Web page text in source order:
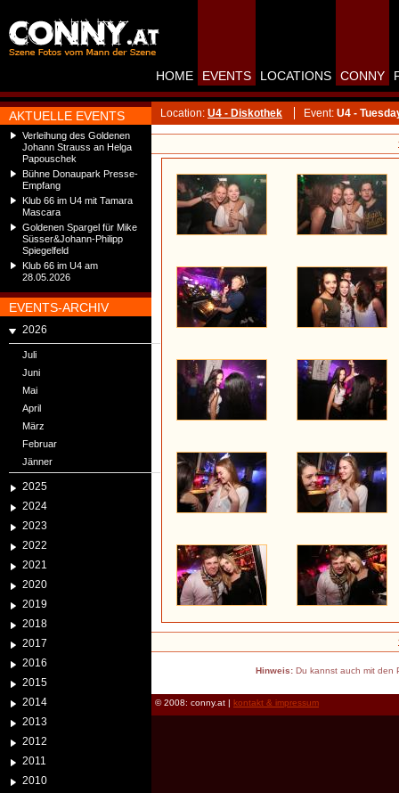
AKTUELLE EVENTS
Verleihung des Goldenen
Johann Strauss an Helga
Papouschek
Bühne Donaupark Presse-
Empfang
Klub 66 im U4 mit Tamara
Mascara
Goldenen Spargel für Mike
Süsser&Johann-Philipp
Spiegelfeld
Klub 66 im U4 am
28.05.2026
EVENTS-ARCHIV
2026
Juli
Juni
Mai
April
März
Februar
Jänner
2025
2024
2023
2022
2021
2020
2019
2018
2017
2016
2015
2014
2013
2012
2011
2010
HOME EVENTS LOCATIONS CONNY
Location: U4 - Diskothek Event: U4 -
Hinweis:Du kannst auch mit den
© 2008: conny.at | kontakt & impressum